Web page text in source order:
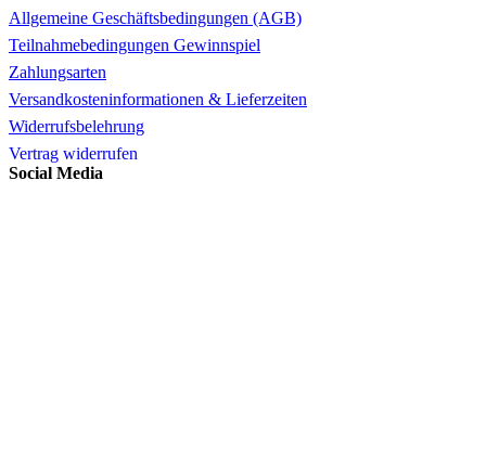
Allgemeine Geschäftsbedingungen (AGB)
Teilnahmebedingungen Gewinnspiel
Zahlungsarten
Versandkosteninformationen & Lieferzeiten
Widerrufsbelehrung
Vertrag widerrufen
Social Media